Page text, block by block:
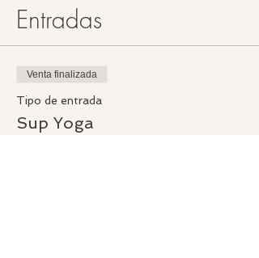
Entradas
Venta finalizada
Tipo de entrada
Sup Yoga